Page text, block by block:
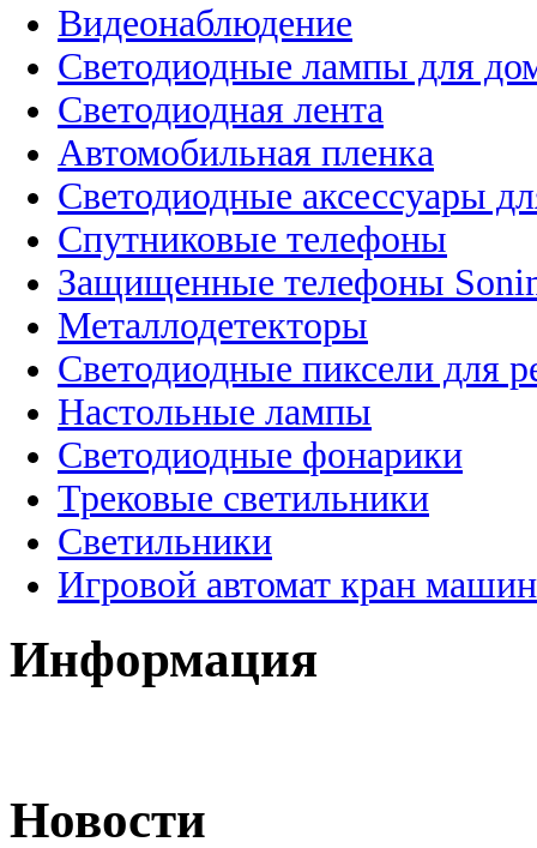
Видеонаблюдение
Светодиодные лампы для
Светодиодная лента
Автомобильная пленка
Светодиодные аксессуары
Спутниковые телефоны
Защищенные телефоны
Металлодетекторы
Светодиодные пиксели для
Настольные лампы
Светодиодные фонарики
Трековые светильники
Светильники
Игровой автомат кран
Информация
Новости